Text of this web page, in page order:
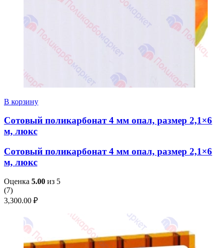
В корзину
Сотовый поликарбонат 4 мм опал, размер 2,1×6
м, люкс
Сотовый поликарбонат 4 мм опал, размер 2,1×6
м, люкс
Оценка 5.00 из 5
(7)
3,300.00 ₽